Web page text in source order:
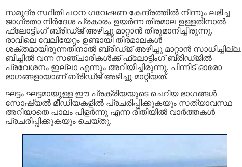
സമുദ്ര സ്ഥിതി പഠന ഗവേഷണ കേന്ദ്രത്തിൽ നിന്നും ലഭിച്ച
ജാഗ്രതാ നിർദേശ പ്രകാരം ഉയർന്ന തിരമാല ഉള്ളതിനാൽ
ഫ്ലോട്ടിംഗ് ബ്രിഡ്ജ് അഴിച്ചു മാറ്റാൻ തീരുമാനിച്ചിരുന്നു.
രാവിലെ വേലിയേറ്റം ഉണ്ടായി തിരമാലകൾ
ശക്തമായിരുന്നതിനാൽ ബ്രിഡ്ജ് അഴിച്ചു മാറ്റാൻ സാധിച്ചില്ല.
ബീച്ചിൽ വന്ന സഞ്ചാരികൾക്ക് ഫ്ലോട്ടിംഗ് ബ്രിഡ്ജിൽ
പ്രവേശനം ഇല്ലാ എന്നും അറിയിച്ചിരുന്നു. പിന്നീട് ഓരോ
ഭാഗങ്ങളായാണ് ബ്രിഡ്ജ് അഴിച്ചു മാറ്റിയത്.
ഘട്ടം ഘട്ടമായുള്ള ഈ പ്രക്രിയയുടെ ചെറിയ ഭാഗങ്ങൾ
സോഷ്യൽ മീഡിയകളിൽ പ്രചരിപ്പിക്കുകയും സത്യാവസ്ഥ
അറിയാതെ പാലം പിളർന്നു എന്ന രീതിയിൽ വാർത്തകൾ
പ്രചരിപ്പിക്കുകയും ചെയ്തു.